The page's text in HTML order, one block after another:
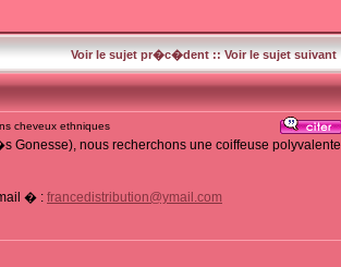
Voir le sujet pr�c�dent::Voir le sujet suivant
cheveux ethniques
Gonesse), nous recherchons une coiffeuse polyvalente
� : francedistribution@ymail.com